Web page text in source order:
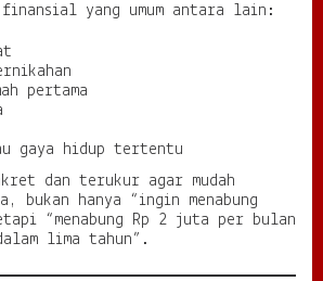
finansial yang umum antara lain:
pertama
gaya hidup tertentu
dan terukur agar mudah
bukan hanya “ingin menabung
“menabung Rp 2 juta per bulan
lima tahun”.